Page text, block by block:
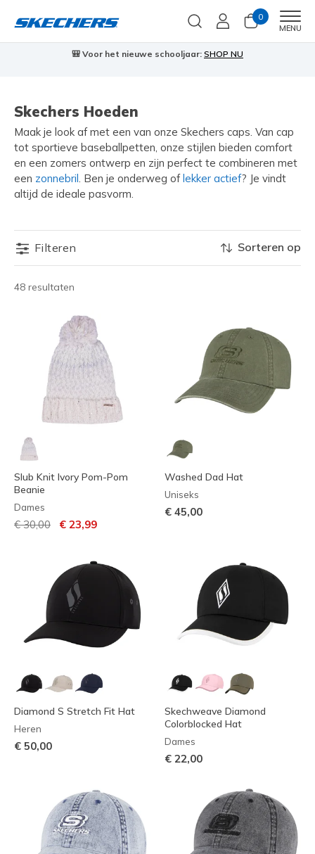
0
MENU
🎒 Voor het nieuwe schooljaar: SHOP NU
Skechers Hoeden
Maak je look af met een van onze Skechers caps. Van cap
tot sportieve baseballpetten, onze stijlen bieden comfort
en een zomers ontwerp en zijn perfect te combineren met
een zonnebril. Ben je onderweg oflekker actief? Je vindt
altijd de ideale pasvorm.
Filteren
48 resultaten
Sorteren op
Slub Knit Ivory Pom-Pom
Beanie
Dames
Prijs verlaagd van
€ 30,00 naar
€ 23,99
Washed Dad Hat
Uniseks
€ 45,00
Diamond S Stretch Fit Hat
Heren
€ 50,00
Skechweave Diamond
Colorblocked Hat
Dames
€ 22,00